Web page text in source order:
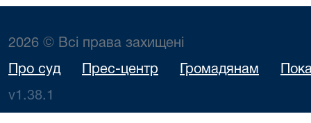
2026 © Всі права захищені
Про суд Прес-центр Громадянам
v1.38.1